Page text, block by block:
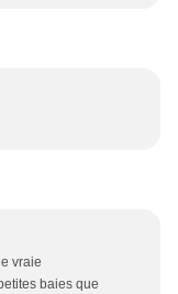
vraie
baies que